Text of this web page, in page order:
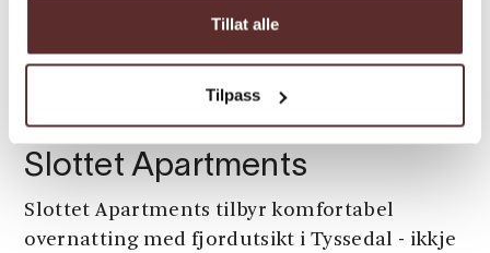
Tillat alle
Tilpass
App.hotell/ leilighetsanlegg | Leiligheter
Slottet Apartments
Slottet Apartments tilbyr komfortabel
overnatting med fjordutsikt i Tyssedal - ikkje